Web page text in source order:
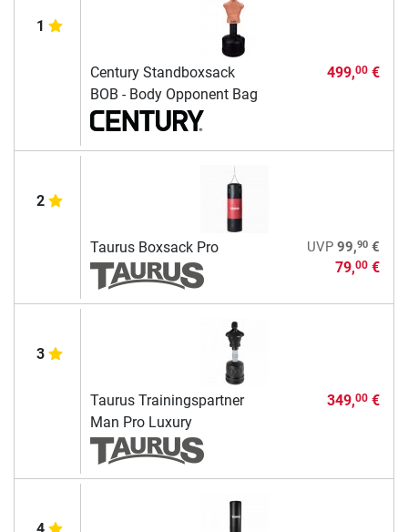
1
Century Standboxsack
BOB - Body Opponent Bag
499,00€
2
Taurus Boxsack Pro UVP 99,90€
79,00€
3
Taurus Trainingspartner
Man Pro Luxury
349,00€